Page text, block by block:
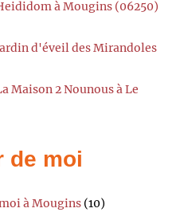
à Mougins (06250)
d'éveil des Mirandoles
Maison 2 Nounous à Le
de moi
à Mougins (10)